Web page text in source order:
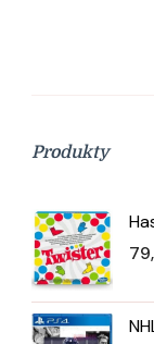
Produkty